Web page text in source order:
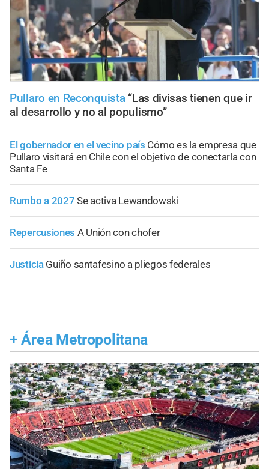
Pullaro en Reconquista “Las divisas tienen que ir
al desarrollo y no al populismo”
El gobernador en el vecino país Cómo es la empresa que
Pullaro visitará en Chile con el objetivo de conectarla con
Santa Fe
Rumbo a 2027 Se activa Lewandowski
Repercusiones A Unión con chofer
Justicia Guiño santafesino a pliegos federales
+ Área Metropolitana